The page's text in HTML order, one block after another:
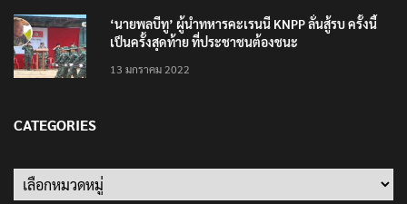
10 มิถุนายน 2023